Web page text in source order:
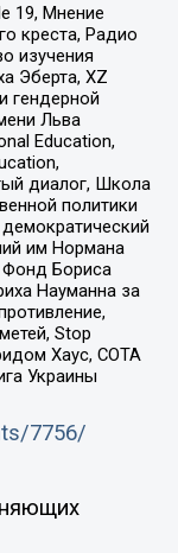
19, Мнение
креста, Радио
изучения
Эберта, XZ
гендерной
Льва
Education,
диалог, Школа
политики
им Нормана
Фонд Бориса
Науманна за
Stop
Хаус, СОТА
Украины
7756/